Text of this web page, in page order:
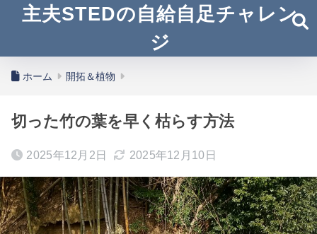
主夫STEDの自給自足チャレン
ジ
ホーム 開拓＆植物
切った竹の葉を早く枯らす方法
2025年12月2日 2025年12月10日